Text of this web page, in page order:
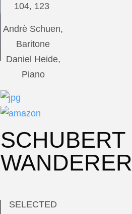
104, 123
Andrè Schuen,
Baritone
Daniel Heide,
Piano
SCHUBERT
WANDERER
SELECTED